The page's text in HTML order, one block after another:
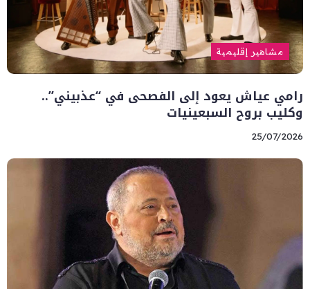
مشاهير إقليمية
رامي عياش يعود إلى الفصحى في “عذبيني”..
وكليب بروح السبعينيات
25/07/2026